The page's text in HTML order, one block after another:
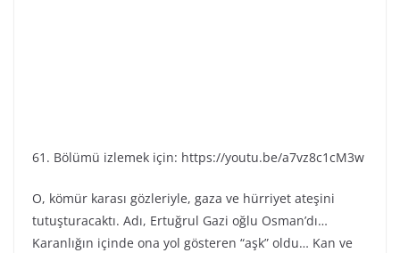
61. Bölümü izlemek için: https://youtu.be/a7vz8c1cM3w
O, kömür karası gözleriyle, gaza ve hürriyet ateşini
tutuşturacaktı. Adı, Ertuğrul Gazi oğlu Osman’dı…
Karanlığın içinde ona yol gösteren “aşk” oldu… Kan ve